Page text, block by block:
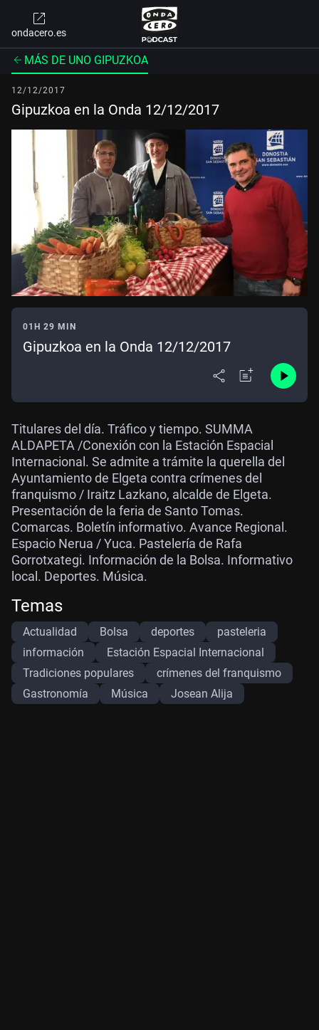
ondacero.es
MÁS DE UNO GIPUZKOA
12/12/2017
Gipuzkoa en la Onda 12/12/2017
01H 29 MIN
Gipuzkoa en la Onda 12/12/2017
Titulares del día. Tráfico y tiempo. SUMMA
ALDAPETA /Conexión con la Estación Espacial
Internacional. Se admite a trámite la querella del
Ayuntamiento de Elgeta contra crímenes del
franquismo / Iraitz Lazkano, alcalde de Elgeta.
Presentación de la feria de Santo Tomas.
Comarcas. Boletín informativo. Avance Regional.
Espacio Nerua / Yuca. Pastelería de Rafa
Gorrotxategi. Información de la Bolsa. Informativo
local. Deportes. Música.
Temas
Actualidad Bolsa deportes
pasteleria
información
Estación Espacial Internacional
Tradiciones populares
crímenes del franquismo
Gastronomía
Música Josean Alija